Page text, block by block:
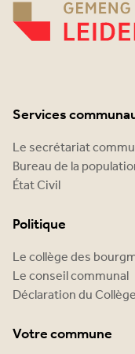
Services
Le secrétariat
Bureau de la
État Civil
Politique
Le collège des
Le conseil communal
Déclaration du
Votre commune